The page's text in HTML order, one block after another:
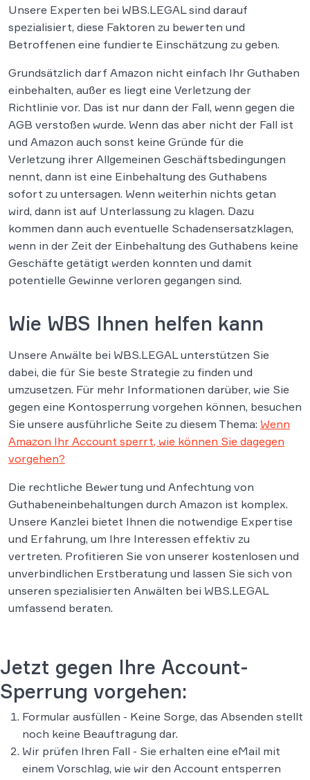
Unsere Experten bei WBS.LEGAL sind darauf
spezialisiert, diese Faktoren zu bewerten und
Betroffenen eine fundierte Einschätzung zu geben.
Grundsätzlich darf Amazon nicht einfach Ihr Guthaben
einbehalten, außer es liegt eine Verletzung der
Richtlinie vor. Das ist nur dann der Fall, wenn gegen die
AGB verstoßen wurde. Wenn das aber nicht der Fall ist
und Amazon auch sonst keine Gründe für die
Verletzung ihrer Allgemeinen Geschäftsbedingungen
nennt, dann ist eine Einbehaltung des Guthabens
sofort zu untersagen. Wenn weiterhin nichts getan
wird, dann ist auf Unterlassung zu klagen. Dazu
kommen dann auch eventuelle Schadensersatzklagen,
wenn in der Zeit der Einbehaltung des Guthabens keine
Geschäfte getätigt werden konnten und damit
potentielle Gewinne verloren gegangen sind.
Wie WBS Ihnen helfen kann
Unsere Anwälte bei WBS.LEGAL unterstützen Sie
dabei, die für Sie beste Strategie zu finden und
umzusetzen. Für mehr Informationen darüber, wie Sie
gegen eine Kontosperrung vorgehen können, besuchen
Sie unsere ausführliche Seite zu diesem Thema: Wenn
Amazon Ihr Account sperrt, wie können Sie dagegen
vorgehen?
Die rechtliche Bewertung und Anfechtung von
Guthabeneinbehaltungen durch Amazon ist komplex.
Unsere Kanzlei bietet Ihnen die notwendige Expertise
und Erfahrung, um Ihre Interessen effektiv zu
vertreten. Profitieren Sie von unserer kostenlosen und
unverbindlichen Erstberatung und lassen Sie sich von
unseren spezialisierten Anwälten bei WBS.LEGAL
umfassend beraten.
Jetzt gegen Ihre Account-
Sperrung vorgehen:
Formular ausfüllen - Keine Sorge, das Absenden stellt
noch keine Beauftragung dar.
Wir prüfen Ihren Fall - Sie erhalten eine eMail mit
einem Vorschlag, wie wir den Account entsperren